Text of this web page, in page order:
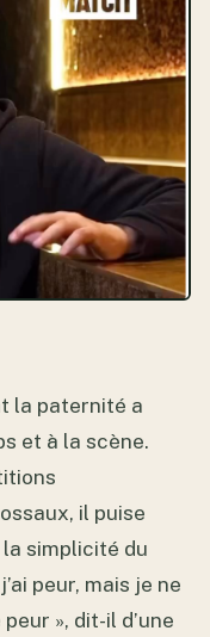
la paternité a
et à la scène.
il puise
la simplicité du
peur, mais je ne
», dit-il d’une